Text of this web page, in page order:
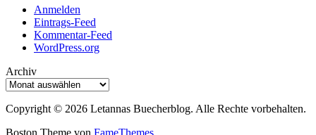
Anmelden
Eintrags-Feed
Kommentar-Feed
WordPress.org
Archiv
Archiv
Copyright © 2026 Letannas Buecherblog. Alle Rechte vorbehalten.
Boston Theme von FameThemes